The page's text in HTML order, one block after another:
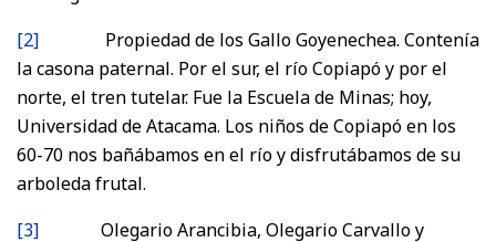
[2] Propiedad de los Gallo Goyenechea. Contenía
la casona paternal. Por el sur, el río Copiapó y por el
norte, el tren tutelar. Fue la Escuela de Minas; hoy,
Universidad de Atacama. Los niños de Copiapó en los
60-70 nos bañábamos en el río y disfrutábamos de su
arboleda frutal.
[3] Olegario Arancibia, Olegario Carvallo y